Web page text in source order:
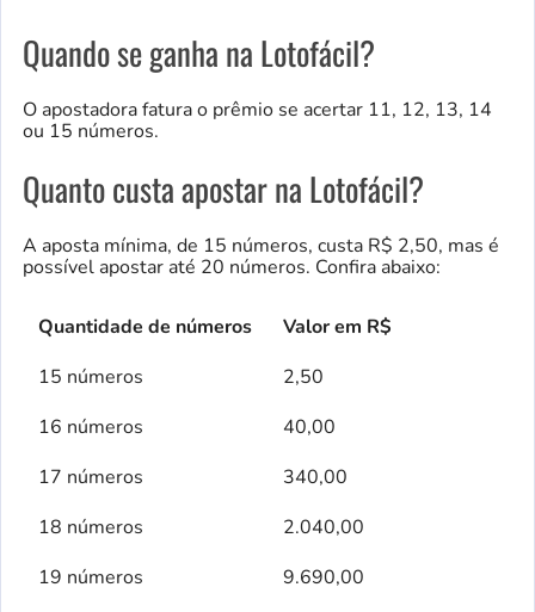
Quando se ganha na Lotofácil?
O apostadora fatura o prêmio se acertar 11, 12, 13, 14
ou 15 números.
Quanto custa apostar na Lotofácil?
A aposta mínima, de 15 números, custa R$ 2,50, mas é
possível apostar até 20 números. Confira abaixo:
Quantidade de números
Valor em R$
15 números
2,50
16 números
40,00
17 números
340,00
18 números
2.040,00
19 números
9.690,00